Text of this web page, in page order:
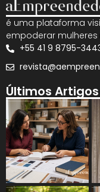
é uma plataforma
empoderar
+55 41 9 8795-
Últimos Artigos